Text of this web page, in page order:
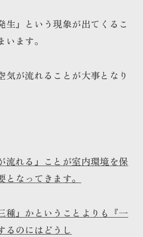
生』という現象が出てくるこ
ます。
気が流れることが大事となり
流れる』ことが室内環境を保
なってきます。
種』かということよりも『一
るのにはどうし